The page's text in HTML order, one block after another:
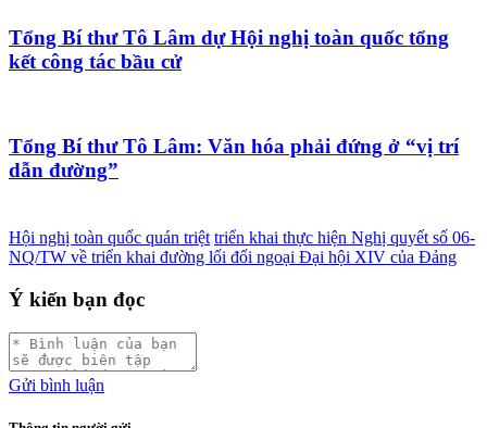
Tổng Bí thư Tô Lâm dự Hội nghị toàn quốc tổng
kết công tác bầu cử
Tổng Bí thư Tô Lâm: Văn hóa phải đứng ở “vị trí
dẫn đường”
Hội nghị toàn quốc quán triệt triển khai thực hiện Nghị quyết số 06-
NQ/TW về triển khai đường lối đối ngoại Đại hội XIV của Đảng
Ý kiến bạn đọc
Gửi bình luận